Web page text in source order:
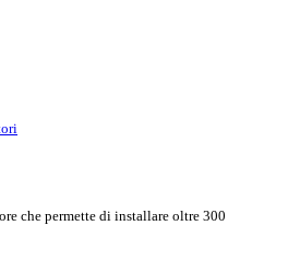
che permette di installare oltre 300